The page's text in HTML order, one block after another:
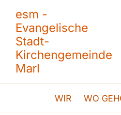
esm -
Evangelische
Stadt-
Kirchengemeinde
Marl
WIR WO